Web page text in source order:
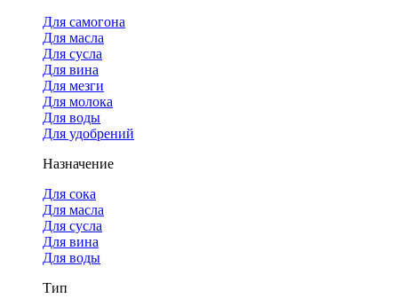
Для самогона
Для масла
Для сусла
Для вина
Для мезги
Для молока
Для воды
Для удобрений
Назначение
Для сока
Для масла
Для сусла
Для вина
Для воды
Тип